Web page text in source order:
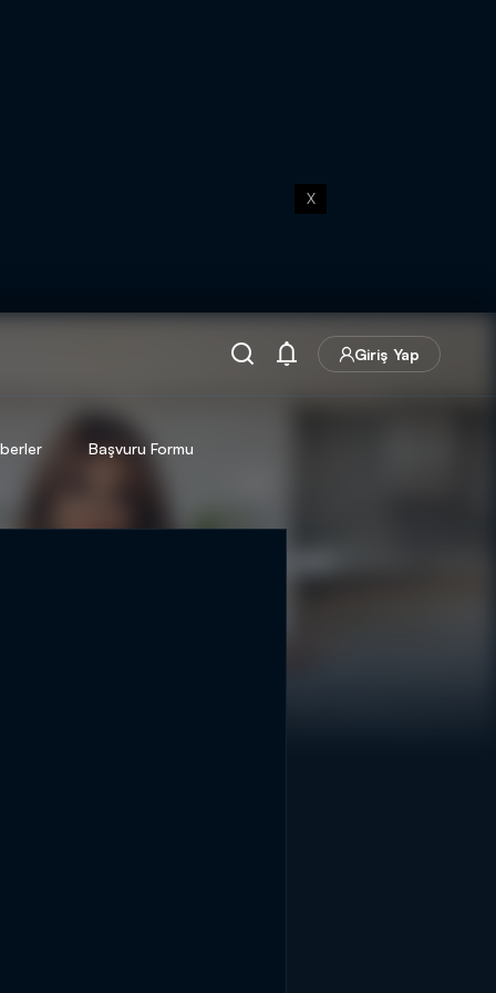
X
Giriş Yap
Başvuru Formu